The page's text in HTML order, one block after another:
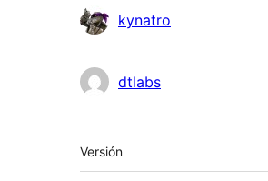
kynatro
dtlabs
Meta
Versión